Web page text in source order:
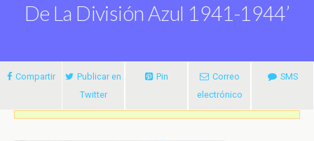
De La División Azul 1941-1944’
Compartir
Publicar en
Twitter
Pin
Correo
electrónico
SMS